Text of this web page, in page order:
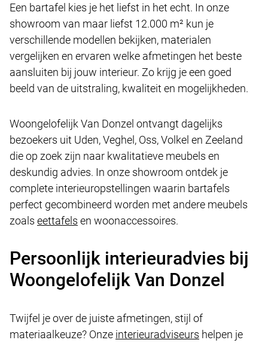
Een bartafel kies je het liefst in het echt. In onze
showroom van maar liefst 12.000 m² kun je
verschillende modellen bekijken, materialen
vergelijken en ervaren welke afmetingen het beste
aansluiten bij jouw interieur. Zo krijg je een goed
beeld van de uitstraling, kwaliteit en mogelijkheden.
Woongelofelijk Van Donzel ontvangt dagelijks
bezoekers uit Uden, Veghel, Oss, Volkel en Zeeland
die op zoek zijn naar kwalitatieve meubels en
deskundig advies. In onze showroom ontdek je
complete interieuropstellingen waarin bartafels
perfect gecombineerd worden met andere meubels
zoals eettafels en woonaccessoires.
Persoonlijk interieuradvies bij
Woongelofelijk Van Donzel
Twijfel je over de juiste afmetingen, stijl of
materiaalkeuze? Onze interieuradviseurs helpen je